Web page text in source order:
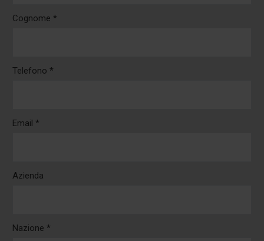
Cognome *
Telefono *
Email *
Azienda
Nazione *